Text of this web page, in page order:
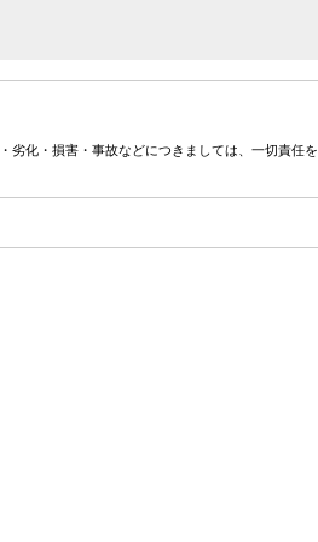
劣化・損害・事故などにつきましては、一切責任を